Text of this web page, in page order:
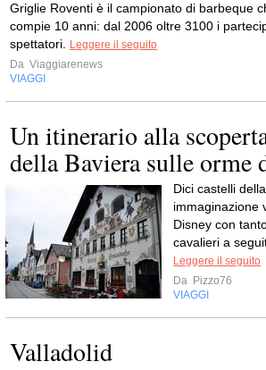
Griglie Roventi è il campionato di barbeque
compie 10 anni: dal 2006 oltre 3100 i
spettatori. Leggere il seguito
Da Viaggiarenews
VIAGGI
Un itinerario alla
della Baviera sulle
Dici castelli
immaginazione
Disney con
cavalieri a
Leggere il seguito
Da Pizzo76
VIAGGI
Valladolid